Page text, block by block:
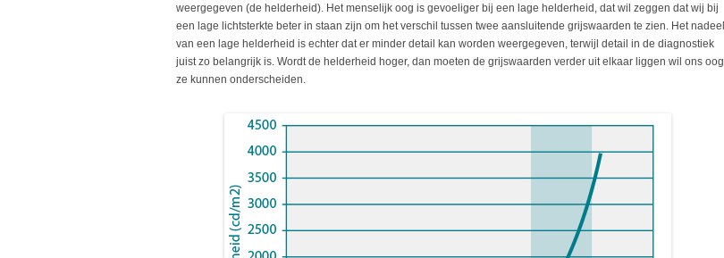
weergegeven (de helderheid). Het menselijk oog is gevoeliger bij een lage helderheid, dat wil zeggen dat wij bij
een lage lichtsterkte beter in staan zijn om het verschil tussen twee aansluitende grijswaarden te zien. Het nadeel
van een lage helderheid is echter dat er minder detail kan worden weergegeven, terwijl detail in de diagnostiek
juist zo belangrijk is. Wordt de helderheid hoger, dan moeten de grijswaarden verder uit elkaar liggen wil ons oog
ze kunnen onderscheiden.